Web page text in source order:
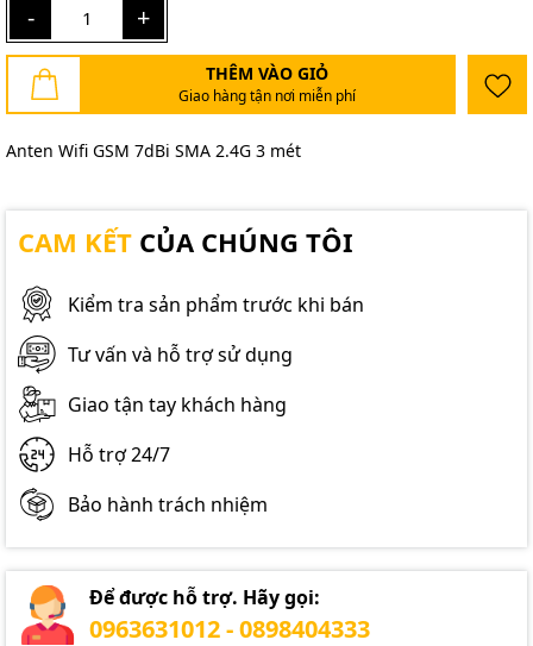
- +
THÊM VÀO GIỎ
Giao hàng tận nơi miễn phí
Anten Wifi GSM 7dBi SMA 2.4G 3 mét
CAM KẾT CỦA CHÚNG TÔI
Kiểm tra sản phẩm trước khi bán
Tư vấn và hỗ trợ sử dụng
Giao tận tay khách hàng
Hỗ trợ 24/7
Bảo hành trách nhiệm
Để được hỗ trợ. Hãy gọi:
0963631012 - 0898404333